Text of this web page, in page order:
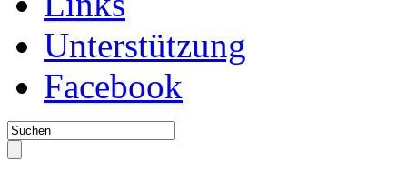
Unterstützung
Facebook